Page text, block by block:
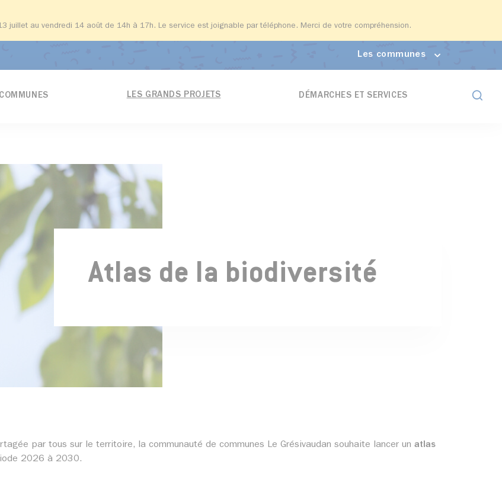
juillet au vendredi 14 août de 14h à 17h. Le service est joignable par téléphone. Merci de votre compréhension.
Les communes
LES GRANDS PROJETS DÉMARCHES ET SERVICES
Atlas de la biodiversité
par tous sur le territoire, la communauté de communes Le Grésivaudan souhaite lancer un atlas
2026 à 2030.